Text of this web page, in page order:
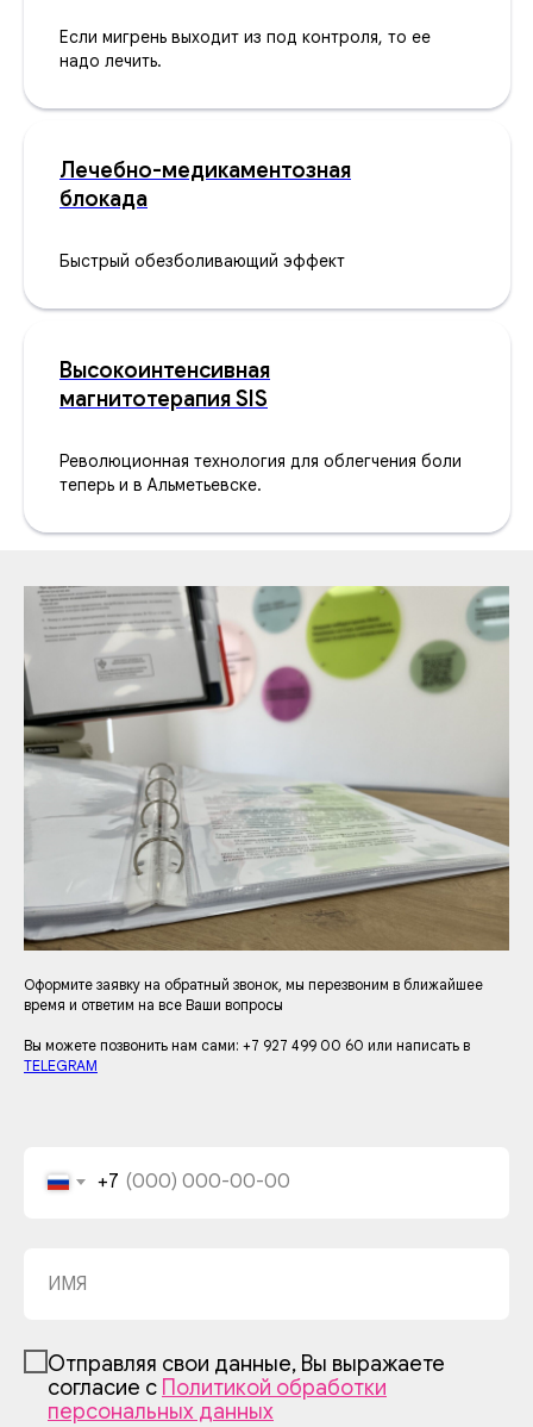
Если мигрень выходит из под контроля, то ее
надо лечить.
Лечебно-медикаментозная
блокада
Быстрый обезболивающий эффект
Высокоинтенсивная
магнитотерапия SIS
Революционная технология для облегчения боли
теперь и в Альметьевске.
Оформите заявку на обратный звонок, мы перезвоним в ближайшее
время и ответим на все Ваши вопросы
Вы можете позвонить нам сами: +7 927 499 00 60 или написать в
TELEGRAM
+7
Отправляя свои данные, Вы выражаете
согласие с Политикой обработки
персональных данных